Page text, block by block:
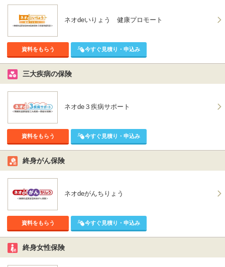
ネオdeいりょう 健康プロモート
資料をもらう 今すぐ見積り・申込み
三大疾病の保険
ネオde３疾病サポート
資料をもらう 今すぐ見積り・申込み
終身がん保険
ネオdeがんちりょう
資料をもらう 今すぐ見積り・申込み
終身女性保険